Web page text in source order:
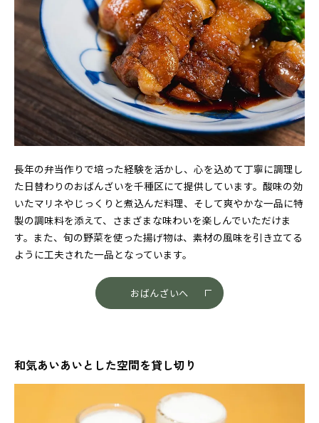
長年の弁当作りで培った経験を活かし、心を込めて丁寧に調理し
た日替わりのおばんざいを千種区にて提供しています。酸味の効
いたマリネやじっくりと煮込んだ料理、そして爽やかな一品に特
製の調味料を添えて、さまざまな味わいを楽しんでいただけま
す。また、旬の野菜を使った揚げ物は、素材の風味を引き立てる
ように工夫された一品となっています。
おばんざいへ
和気あいあいとした空間を貸し切り